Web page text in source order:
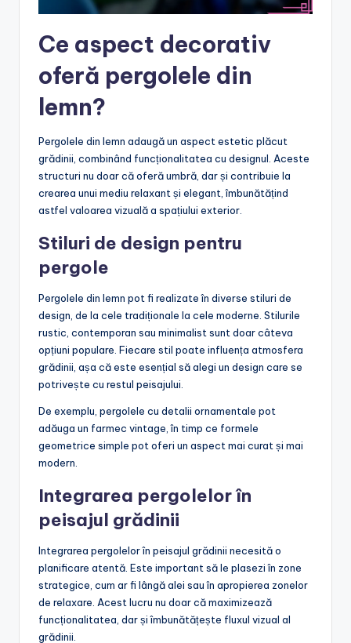
Ce aspect decorativ
oferă pergolele din
lemn?
Pergolele din lemn adaugă un aspect estetic plăcut
grădinii, combinând funcționalitatea cu designul. Aceste
structuri nu doar că oferă umbră, dar și contribuie la
crearea unui mediu relaxant și elegant, îmbunătățind
astfel valoarea vizuală a spațiului exterior.
Stiluri de design pentru
pergole
Pergolele din lemn pot fi realizate în diverse stiluri de
design, de la cele tradiționale la cele moderne. Stilurile
rustic, contemporan sau minimalist sunt doar câteva
opțiuni populare. Fiecare stil poate influența atmosfera
grădinii, așa că este esențial să alegi un design care se
potrivește cu restul peisajului.
De exemplu, pergolele cu detalii ornamentale pot
adăuga un farmec vintage, în timp ce formele
geometrice simple pot oferi un aspect mai curat și mai
modern.
Integrarea pergolelor în
peisajul grădinii
Integrarea pergolelor în peisajul grădinii necesită o
planificare atentă. Este important să le plasezi în zone
strategice, cum ar fi lângă alei sau în apropierea zonelor
de relaxare. Acest lucru nu doar că maximizează
funcționalitatea, dar și îmbunătățește fluxul vizual al
grădinii.